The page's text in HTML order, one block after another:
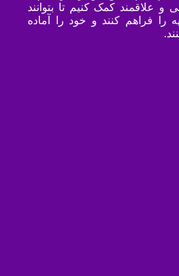
و علاقمند کمک کنیم تا بتوانند
فراهم کنند و خود را آماده